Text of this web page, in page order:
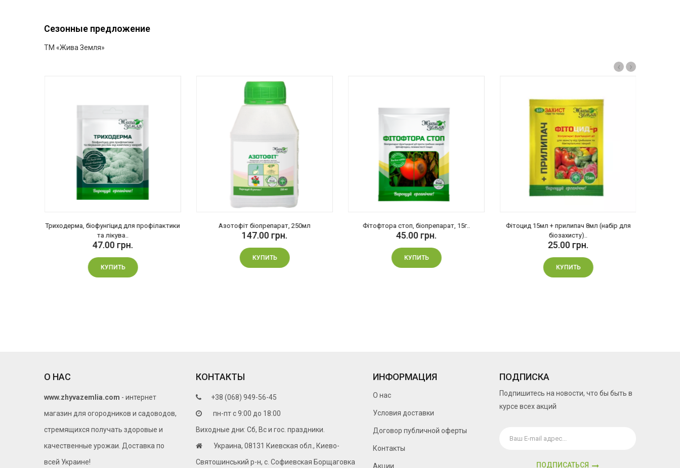
Сезонные предложение
ТМ «Жива Земля»
‹ ›
Триходерма, біофунгіцид для профілактики
та лікува..
47.00 грн.
КУПИТЬ
Азотофіт біопрепарат, 250мл
147.00 грн.
КУПИТЬ
Фітофтора стоп, біопрепарат, 15г..
45.00 грн.
КУПИТЬ
Фітоцид 15мл + прилипач 8мл (набір для
біозахисту)..
25.00 грн.
КУПИТЬ
О НАС
www.zhyvazemlia.com - интернет
магазин для огородников и садоводов,
стремящихся получать здоровые и
качественные урожаи. Доставка по
всей Украине!
КОНТАКТЫ
+38 (068) 949-56-45
пн-пт c 9:00 до 18:00
Виходные дни: Сб, Вс и гос. праздники.
Украина, 08131 Киевская обл., Киево-
Святошинський р-н, с. Софиевская Борщаговка
ИНФОРМАЦИЯ
О нас
Условия доставки
Договор публичной оферты
Контакты
Акции
ПОДПИСКА
Подпишитесь на новости, что бы быть в
курсе всех акций
ПОДПИСАТЬСЯ